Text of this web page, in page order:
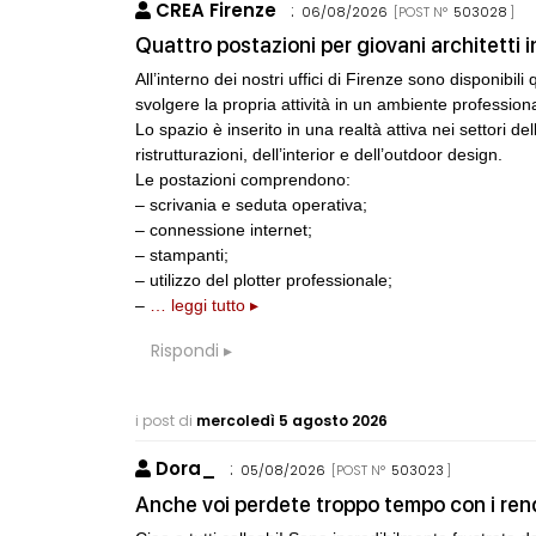
CREA Firenze : 06/08/2026 [POST N° 503028 ]
Quattro postazioni per giovani architetti
All’interno dei nostri uffici di Firenze sono
svolgere la propria attività in un ambiente
Lo spazio è inserito in una realtà attiva nei settori
ristrutturazioni, dell’interior e dell’outdoor design.
Le postazioni comprendono:
– scrivania e seduta operativa;
– connessione internet;
– stampanti;
– utilizzo del plotter professionale;
–
… leggi tutto ▸
Rispondi
i post di mercoledì 5 agosto 2026
Dora_ : 05/08/2026 [POST N° 503023 ]
Anche voi perdete troppo tempo con i
p CONSIGLI
s.u per
S CONSIGLI
Preventivo
UP-TO-DATE
L'Agenzia del